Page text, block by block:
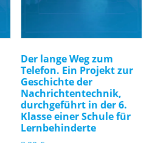
Der lange Weg zum
Telefon. Ein Projekt zur
Geschichte der
Nachrichtentechnik,
durchgeführt in der 6.
Klasse einer Schule für
Lernbehinderte